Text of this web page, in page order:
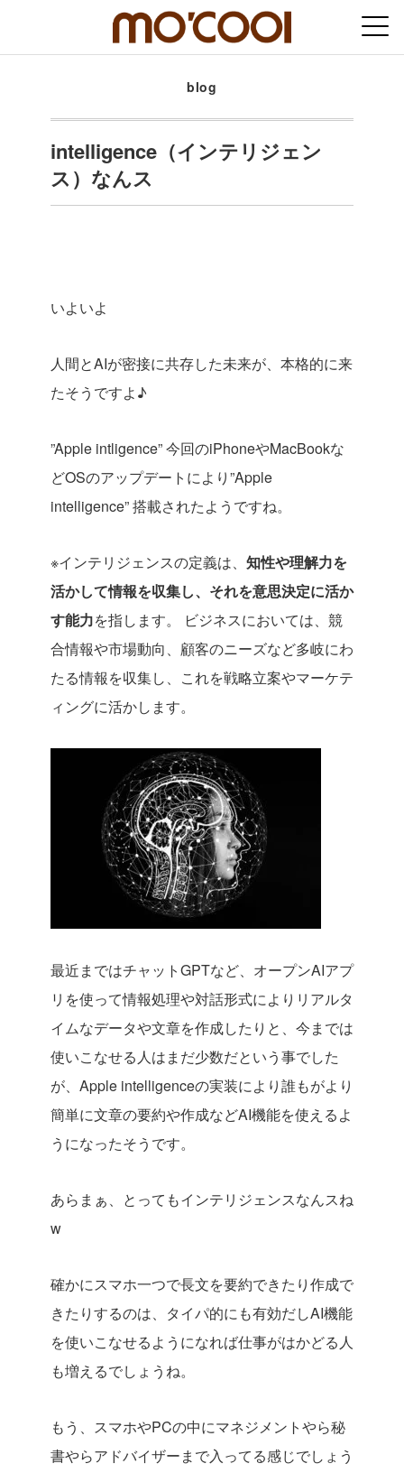
blog
intelligence（インテリジェン
ス）なんス
いよいよ
人間とAIが密接に共存した未来が、本格的に来
たそうですよ♪
”Apple intligence” 今回のiPhoneやMacBookな
どOSのアップデートにより”Apple
intelligence” 搭載されたようですね。
※インテリジェンスの定義は、 知性や理解力を
活かして情報を収集し、それを意思決定に活か
す能力を指します。 ビジネスにおいては、競
合情報や市場動向、顧客のニーズなど多岐にわ
たる情報を収集し、これを戦略立案やマーケテ
ィングに活かします。
最近まではチャットGPTなど、オープンAIアプ
リを使って情報処理や対話形式によりリアルタ
イムなデータや文章を作成したりと、今までは
使いこなせる人はまだ少数だという事でした
が、Apple intelligenceの実装により誰もがより
簡単に文章の要約や作成などAI機能を使えるよ
うになったそうです。
あらまぁ、とってもインテリジェンスなんスね
w
確かにスマホ一つで長文を要約できたり作成で
きたりするのは、タイパ的にも有効だしAI機能
を使いこなせるようになれば仕事がはかどる人
も増えるでしょうね。
もう、スマホやPCの中にマネジメントやら秘
書やらアドバイザーまで入ってる感じでしょう